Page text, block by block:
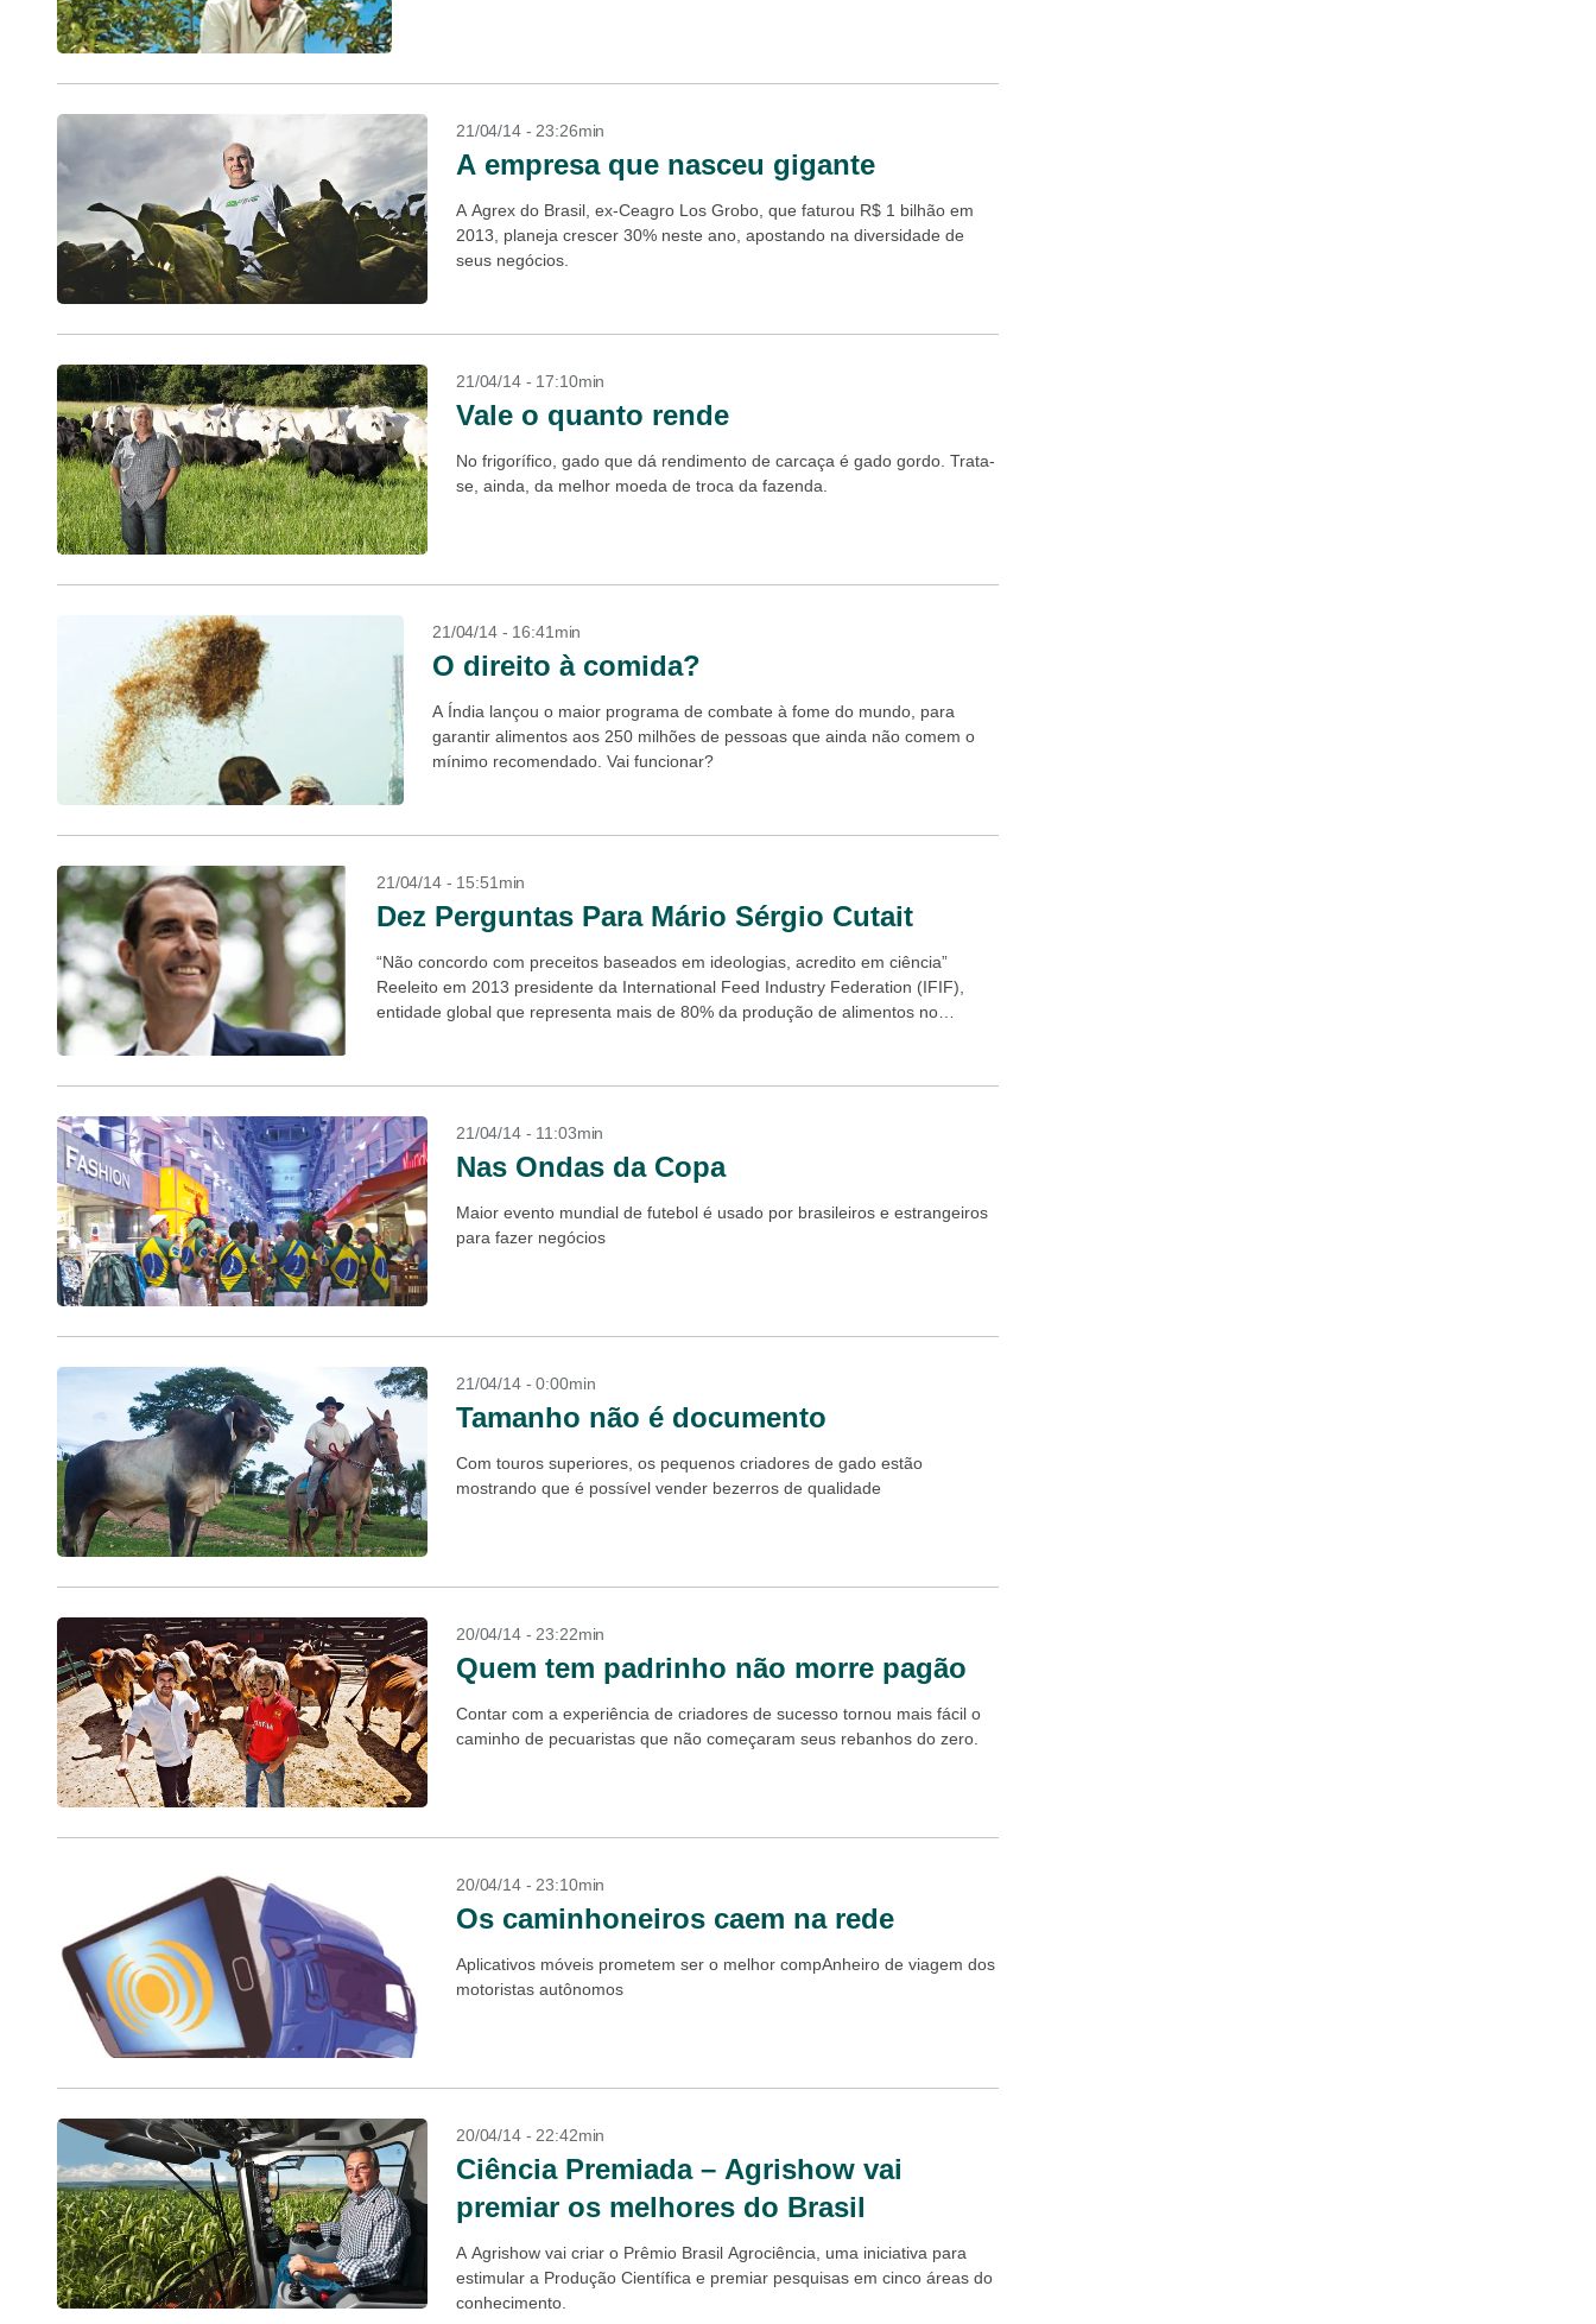
21/04/14 - 23:26min
A empresa que nasceu gigante
A Agrex do Brasil, ex-Ceagro Los Grobo, que faturou R$ 1 bilhão em
2013, planeja crescer 30% neste ano, apostando na diversidade de
seus negócios.
21/04/14 - 17:10min
Vale o quanto rende
No frigorífico, gado que dá rendimento de carcaça é gado gordo. Trata-
se, ainda, da melhor moeda de troca da fazenda.
21/04/14 - 16:41min
O direito à comida?
A Índia lançou o maior programa de combate à fome do mundo, para
garantir alimentos aos 250 milhões de pessoas que ainda não comem o
mínimo recomendado. Vai funcionar?
21/04/14 - 15:51min
Dez Perguntas Para Mário Sérgio Cutait
“Não concordo com preceitos baseados em ideologias, acredito em ciência”
Reeleito em 2013 presidente da International Feed Industry Federation (IFIF),
entidade global que representa mais de 80% da produção de alimentos no
21/04/14 - 11:03min
Nas Ondas da Copa
Maior evento mundial de futebol é usado por brasileiros e estrangeiros
para fazer negócios
21/04/14 - 0:00min
Tamanho não é documento
Com touros superiores, os pequenos criadores de gado estão
mostrando que é possível vender bezerros de qualidade
20/04/14 - 23:22min
Quem tem padrinho não morre pagão
Contar com a experiência de criadores de sucesso tornou mais fácil o
caminho de pecuaristas que não começaram seus rebanhos do zero.
20/04/14 - 23:10min
Os caminhoneiros caem na rede
Aplicativos móveis prometem ser o melhor compAnheiro de viagem dos
motoristas autônomos
20/04/14 - 22:42min
Ciência Premiada – Agrishow vai
premiar os melhores do Brasil
A Agrishow vai criar o Prêmio Brasil Agrociência, uma iniciativa para
estimular a Produção Científica e premiar pesquisas em cinco áreas do
conhecimento.